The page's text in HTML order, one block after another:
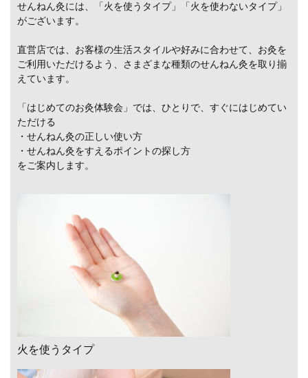
せんねん灸には、「火を使うタイプ」「火を使わないタイプ」
がございます。
直営店では、お客様の生活スタイルや好みに合わせて、お灸を
ご利用いただけるよう、さまざまな種類のせんねん灸を取り揃
えています。
「はじめてのお灸体験会」では、ひとりで、すぐにはじめてい
ただける
・せんねん灸の正しい使い方
・せんねん灸をすえるポイントの探し方
をご案内します。
火を使うタイプ